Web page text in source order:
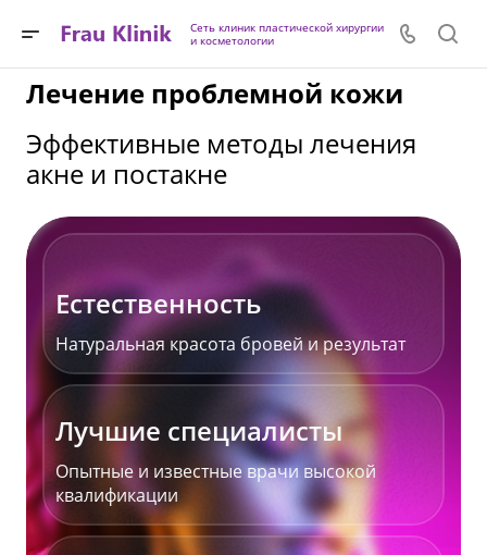
Сеть клиник пластической хирургии
и косметологии
Лечение проблемной кожи
Эффективные методы лечения
акне и постакне
Естественность
Натуральная красота бровей и результат
Лучшие специалисты
Опытные и известные врачи высокой
квалификации